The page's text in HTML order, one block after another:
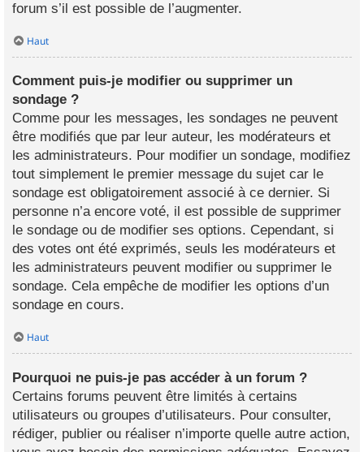
forum s’il est possible de l’augmenter.
Haut
Comment puis-je modifier ou supprimer un
sondage ?
Comme pour les messages, les sondages ne peuvent
être modifiés que par leur auteur, les modérateurs et
les administrateurs. Pour modifier un sondage, modifiez
tout simplement le premier message du sujet car le
sondage est obligatoirement associé à ce dernier. Si
personne n’a encore voté, il est possible de supprimer
le sondage ou de modifier ses options. Cependant, si
des votes ont été exprimés, seuls les modérateurs et
les administrateurs peuvent modifier ou supprimer le
sondage. Cela empêche de modifier les options d’un
sondage en cours.
Haut
Pourquoi ne puis-je pas accéder à un forum ?
Certains forums peuvent être limités à certains
utilisateurs ou groupes d’utilisateurs. Pour consulter,
rédiger, publier ou réaliser n’importe quelle autre action,